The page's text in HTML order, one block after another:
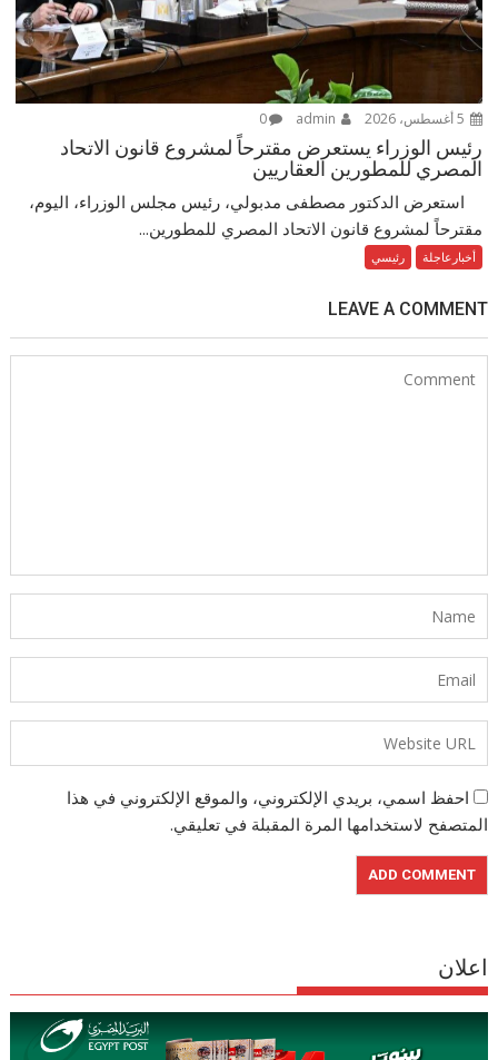
0
رئيس الوزراء يستعرض مقترحاً لمشروع قانون الاتحاد
المصري للمطورين العقاريين
استعرض الدكتور مصطفى مدبولي، رئيس مجلس الوزراء، اليوم،
مقترحاً لمشروع قانون الاتحاد المصري للمطورين...
أخبارعاجلة رئيسي
LEAVE A COMMENT
احفظ اسمي، بريدي الإلكتروني، والموقع الإلكتروني في هذا
المتصفح لاستخدامها المرة المقبلة في تعليقي.
اعلان